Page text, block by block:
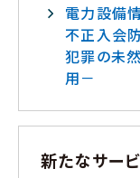
電力設備
不正入会
犯罪の未
用－
新たなサー